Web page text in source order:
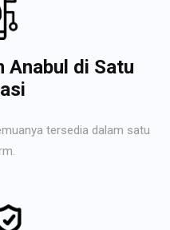
Anabul di Satu
tersedia dalam satu